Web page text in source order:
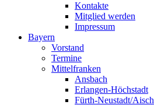
Kontakte
Mitglied werden
Impressum
Bayern
Vorstand
Termine
Mittelfranken
Ansbach
Erlangen-Höchstadt
Fürth-Neustadt/Aisch